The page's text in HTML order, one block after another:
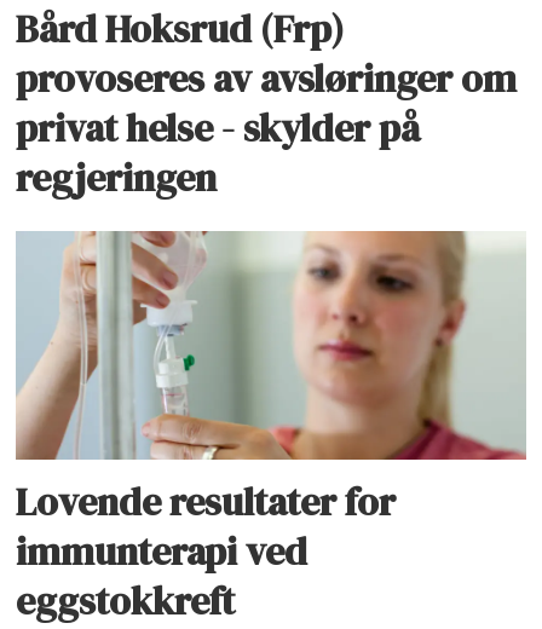
Bård Hoksrud (Frp)
provoseres av avsløringer om
privat helse - skylder på
regjeringen
Lovende resultater for
immunterapi ved
eggstokkreft